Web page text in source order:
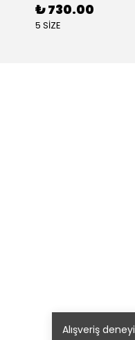
Alışveriş
₺ 730.00
5 SİZE